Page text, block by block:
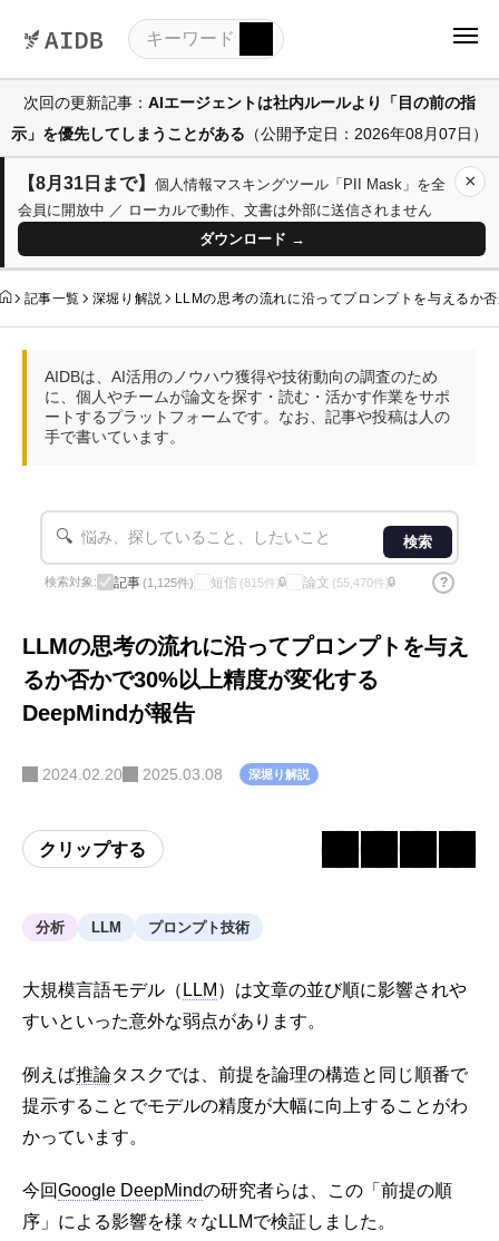
次回の更新記事： AIエージェントは社内ルールより「目の前の指
示」を優先してしまうことがある （公開予定日：2026年08月07日）
【8月31日まで】 個人情報マスキングツール「PII Mask」を全
会員に開放中 ／ ローカルで動作、文書は外部に送信されません
ダウンロード →
×
記事一覧 深堀り解説 LLMの思考の流れに沿ってプロンプトを与える
AIDBは、AI活用のノウハウ獲得や技術動向の調査のため
に、個人やチームが論文を探す・読む・活かす作業をサポ
ートするプラットフォームです。なお、記事や投稿は人の
手で書いています。
🔍 検索
検索対象: 記事(1,125件) 短信 (815件)🔒 論文 (55,470件)🔒 ?
LLMの思考の流れに沿ってプロンプトを与え
るか否かで30%以上精度が変化する
DeepMindが報告
2024.02.20 2025.03.08 深堀り解説
クリップする
分析 LLM プロンプト技術
大規模言語モデル（ LLM ）は文章の並び順に影響されや
すいといった意外な弱点があります。
例えば推論タスクでは、前提を論理の構造と同じ順番で
提示することでモデルの精度が大幅に向上することがわ
かっています。
今回Google DeepMindの研究者らは、この「前提の順
序」による影響を様々なLLMで検証しました。